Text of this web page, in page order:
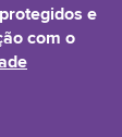
e
com o